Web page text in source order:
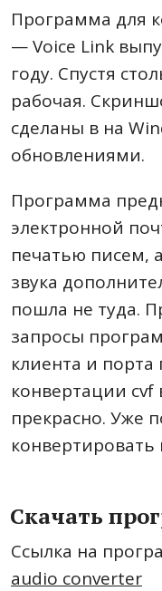
Программа для
— Voice Link
году. Спустя
рабочая.
сделаны в на
обновлениями.
Программа
электронной
печатью писем,
звука
пошла не туда.
запросы
клиента и
конвертации cvf
прекрасно. Уже
конвертировать
Скачать
Ссылка на
audio converter